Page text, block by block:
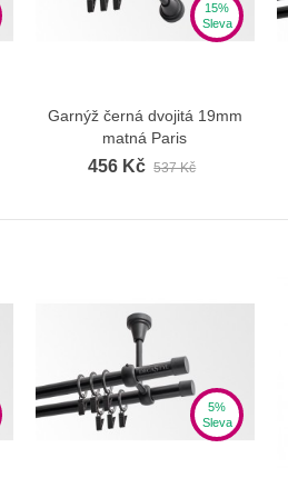
15%
Sleva
Zobrazit více
Garnýž černá dvojitá 19mm
matná Paris
456 Kč 537 Kč
5%
Sleva